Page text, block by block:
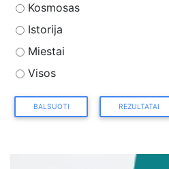
Kosmosas
Istorija
Miestai
Visos
BALSUOTI REZULTATAI